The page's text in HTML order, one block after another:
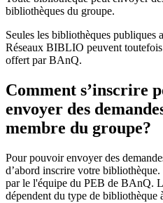
bibliothèques du groupe.
Seules les bibliothèques publiques
Réseaux BIBLIO peuvent toutefois
offert par BAnQ.
Comment s’inscrire
envoyer des
membre du groupe?
Pour pouvoir envoyer des
d’abord inscrire votre
par le l'équipe du PEB de BAnQ.
dépendent du type de bibliothèque